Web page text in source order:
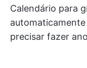
Calendário para
precisar fazer